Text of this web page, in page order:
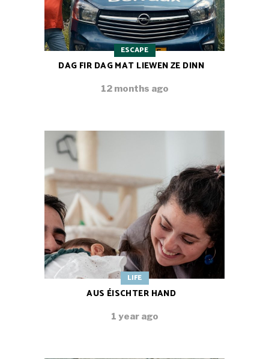
ESCAPE
DAG FIR DAG MAT LIEWEN ZE DINN
12 months ago
LIFE
AUS ÉISCHTER HAND
1 year ago